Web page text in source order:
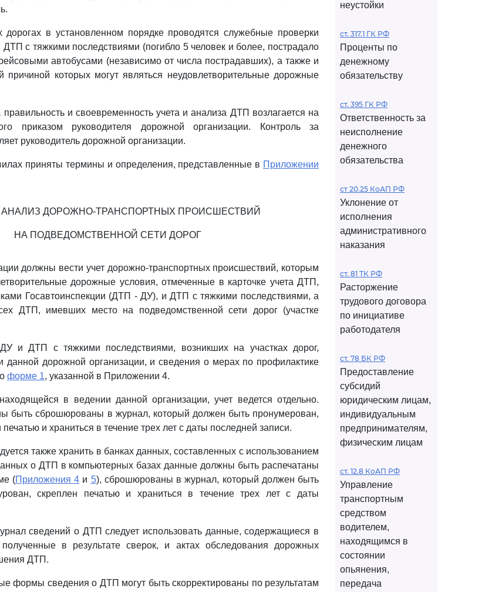
в установленном порядке проводятся служебные проверки
ДТП с тяжкими последствиями (погибло 5 человек и более, пострадало
автобусами (независимо от числа пострадавших), а также и
причиной которых могут являться неудовлетворительные дорожные
правильность и своевременность учета и анализа ДТП возлагается на
приказом руководителя дорожной организации. Контроль за
руководитель дорожной организации.
приняты термины и определения, представленные в Приложении
АНАЛИЗ ДОРОЖНО-ТРАНСПОРТНЫХ ПРОИСШЕСТВИЙ
НА ПОДВЕДОМСТВЕННОЙ СЕТИ ДОРОГ
должны вести учет дорожно-транспортных происшествий, которым
дорожные условия, отмеченные в карточке учета ДТП,
Госавтоинспекции (ДТП - ДУ), и ДТП с тяжкими последствиями, а
ДТП, имевших место на подведомственной сети дорог (участке
и ДТП с тяжкими последствиями, возникших на участках дорог,
данной дорожной организации, и сведения о мерах по профилактике
форме 1, указанной в Приложении 4.
в ведении данной организации, учет ведется отдельно.
быть сброшюрованы в журнал, который должен быть пронумерован,
и храниться в течение трех лет с даты последней записи.
также хранить в банках данных, составленных с использованием
о ДТП в компьютерных базах данные должны быть распечатаны
(Приложения 4 и 5), сброшюрованы в журнал, который должен быть
скреплен печатью и храниться в течение трех лет с даты
сведений о ДТП следует использовать данные, содержащиеся в
в результате сверок, и актах обследования дорожных
ДТП.
формы сведения о ДТП могут быть скорректированы по результатам
неустойки
ст. 317.1 ГК РФ
Проценты по
денежному
обязательству
ст. 395 ГК РФ
Ответственность за
неисполнение
денежного
обязательства
ст 20.25 КоАП РФ
Уклонение от
исполнения
административного
наказания
ст. 81 ТК РФ
Расторжение
трудового договора
по инициативе
работодателя
ст. 78 БК РФ
Предоставление
субсидий
юридическим лицам,
индивидуальным
предпринимателям,
физическим лицам
ст. 12.8 КоАП РФ
Управление
транспортным
средством
водителем,
находящимся в
состоянии
опьянения,
передача